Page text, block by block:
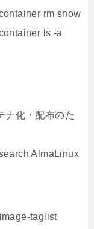
rm snow
ls -a
ナ化・配布のた
AlmaLinux
taglist